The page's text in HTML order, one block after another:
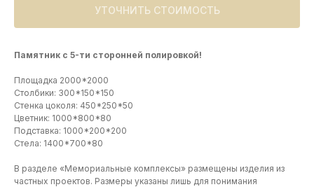
УТОЧНИТЬ СТОИМОСТЬ
Памятник с 5-ти сторонней полировкой!
Площадка 2000*2000
Столбики: 300*150*150
Стенка цоколя: 450*250*50
Цветник: 1000*800*80
Подставка: 1000*200*200
Стела: 1400*700*80
В разделе «Мемориальные комплексы» размещены изделия из
частных проектов. Размеры указаны лишь для понимания